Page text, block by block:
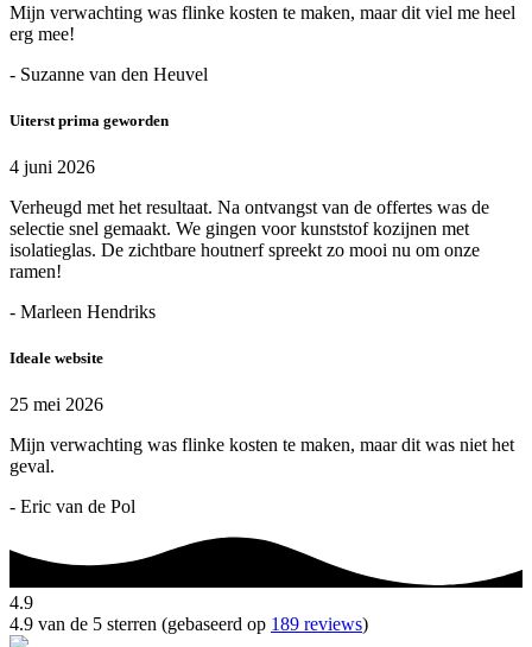
Mijn verwachting was flinke kosten te maken, maar dit viel me heel
erg mee!
- Suzanne van den Heuvel
Uiterst prima geworden
4 juni 2026
Verheugd met het resultaat. Na ontvangst van de offertes was de
selectie snel gemaakt. We gingen voor kunststof kozijnen met
isolatieglas. De zichtbare houtnerf spreekt zo mooi nu om onze
ramen!
- Marleen Hendriks
Ideale website
25 mei 2026
Mijn verwachting was flinke kosten te maken, maar dit was niet het
geval.
- Eric van de Pol
4.9
4.9 van de 5 sterren (gebaseerd op 189 reviews)